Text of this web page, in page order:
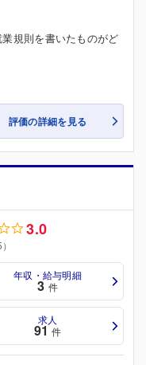
規則を書いたものがど
評価の詳細を見る
3.0
年収・給与明細
3 件
求人
91 件